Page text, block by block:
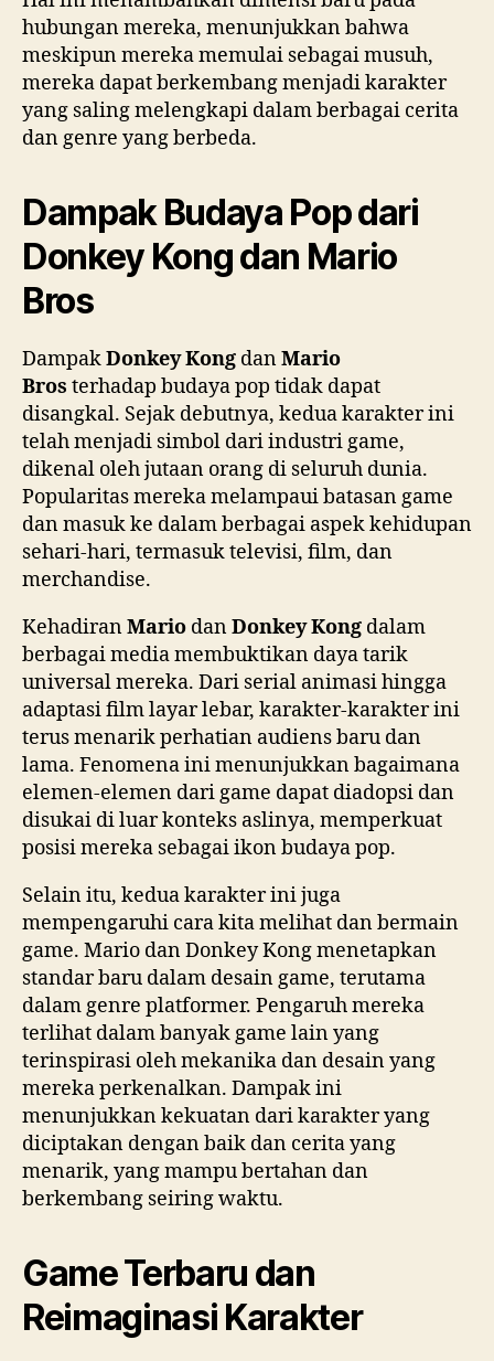
hubungan mereka, menunjukkan bahwa
meskipun mereka memulai sebagai musuh,
mereka dapat berkembang menjadi karakter
yang saling melengkapi dalam berbagai cerita
dan genre yang berbeda.
Dampak Budaya Pop dari
Donkey Kong dan Mario
Bros
DampakDonkey Kong danMario
Bros terhadap budaya pop tidak dapat
disangkal. Sejak debutnya, kedua karakter ini
telah menjadi simbol dari industri game,
dikenal oleh jutaan orang di seluruh dunia.
Popularitas mereka melampaui batasan game
dan masuk ke dalam berbagai aspek kehidupan
sehari-hari, termasuk televisi, film, dan
merchandise.
KehadiranMario danDonkey Kong dalam
berbagai media membuktikan daya tarik
universal mereka. Dari serial animasi hingga
adaptasi film layar lebar, karakter-karakter ini
terus menarik perhatian audiens baru dan
lama. Fenomena ini menunjukkan bagaimana
elemen-elemen dari game dapat diadopsi dan
disukai di luar konteks aslinya, memperkuat
posisi mereka sebagai ikon budaya pop.
Selain itu, kedua karakter ini juga
mempengaruhi cara kita melihat dan bermain
game. Mario dan Donkey Kong menetapkan
standar baru dalam desain game, terutama
dalam genre platformer. Pengaruh mereka
terlihat dalam banyak game lain yang
terinspirasi oleh mekanika dan desain yang
mereka perkenalkan. Dampak ini
menunjukkan kekuatan dari karakter yang
diciptakan dengan baik dan cerita yang
menarik, yang mampu bertahan dan
berkembang seiring waktu.
Game Terbaru dan
Reimaginasi Karakter